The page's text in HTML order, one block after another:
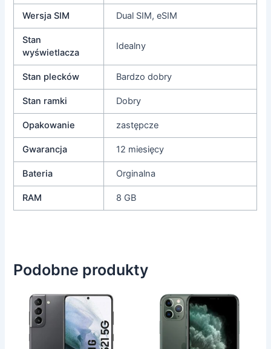
Wersja SIM Dual SIM, eSIM
Stan
wyświetlacza
Idealny
Stan plecków Bardzo dobry
Stan ramki Dobry
Opakowanie zastępcze
Gwarancja 12 miesięcy
Bateria Orginalna
RAM 8 GB
Podobne produkty